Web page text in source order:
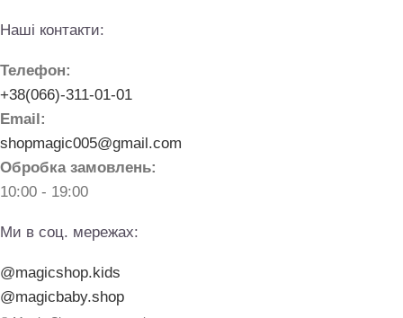
Наші контакти:
Телефон:
+38(066)-311-01-01
Email:
shopmagic005@gmail.com
Обробка замовлень:
10:00 - 19:00
Ми в соц. мережах:
@magicshop.kids
@magicbaby.shop